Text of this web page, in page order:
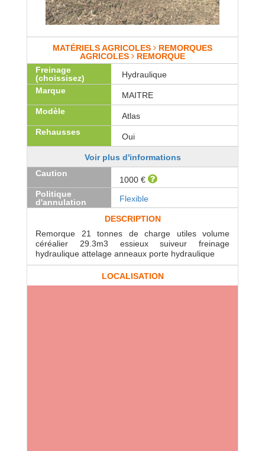
MATÉRIELS AGRICOLES
REMORQUES
AGRICOLES
REMORQUE
Freinage
(choissisez)
Hydraulique
Marque
MAITRE
Modèle
Atlas
Rehausses
Oui
Voir plus d'informations
Caution
1000 €
Politique
d'annulation
Flexible
DESCRIPTION
Remorque 21 tonnes de charge utiles volume
céréalier 29.3m3 essieux suiveur freinage
hydraulique attelage anneaux porte hydraulique
LOCALISATION